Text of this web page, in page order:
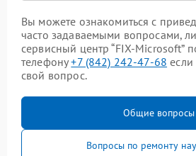
Вы можете ознакомиться с
часто задаваемыми вопросами,
сервисный центр “FIX-Microsoft”
телефону+7 (842) 242-47-68
свой вопрос.
Общие вопросы
Вопросы по ремонту